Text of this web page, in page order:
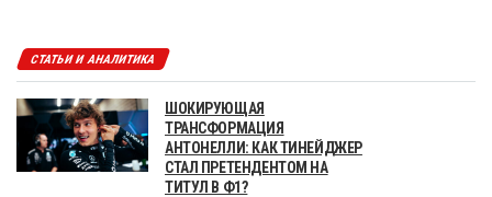
СТАТЬИ И АНАЛИТИКА
ШОКИРУЮЩАЯ
ТРАНСФОРМАЦИЯ
АНТОНЕЛЛИ: КАК ТИНЕЙДЖЕР
СТАЛ ПРЕТЕНДЕНТОМ НА
ТИТУЛ В Ф1?